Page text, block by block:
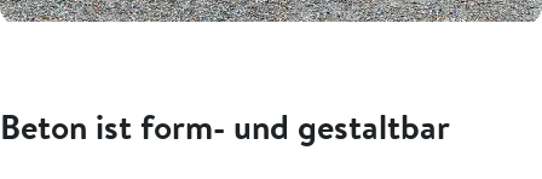
Beton ist form- und gestaltbar